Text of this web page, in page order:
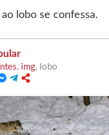
lobo se confessa.
, img, lobo